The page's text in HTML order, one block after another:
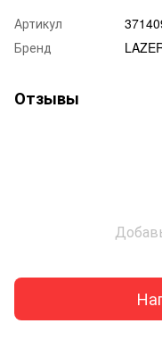
Артикул
Бренд
Отзывы